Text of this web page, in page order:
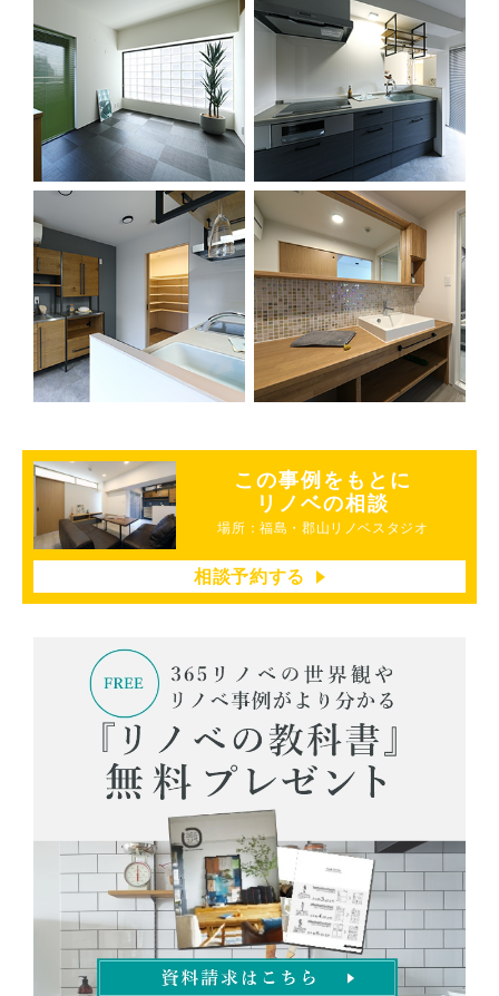
この事例をもとに
リノベの相談
場所：福島・郡山リノベスタジオ
相談予約する